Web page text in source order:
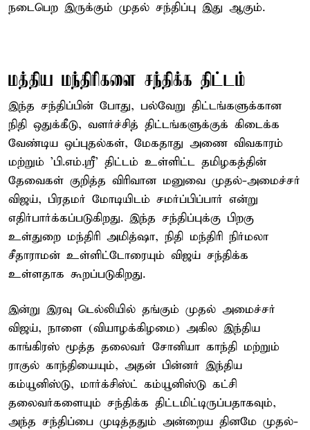
நடைபெற இருக்கும் முதல் சந்திப்பு இது ஆகும்.
மத்திய மந்திரிகளை சந்திக்க திட்டம்
இந்த சந்திப்பின் போது, பல்வேறு திட்டங்களுக்கான
நிதி ஒதுக்கீடு, வளர்ச்சித் திட்டங்களுக்குக் கிடைக்க
வேண்டிய ஒப்புதல்கள், மேகதாது அணை விவகாரம்
மற்றும் 'பி.எம்.ஸ்ரீ' திட்டம் உள்ளிட்ட தமிழகத்தின்
தேவைகள் குறித்த விரிவான மனுவை முதல்-அமைச்சர்
விஜய், பிரதமர் மோடியிடம் சமர்ப்பிப்பார் என்று
எதிர்பார்க்கப்படுகிறது. இந்த சந்திப்புக்கு பிறகு
உள்துறை மந்திரி அமித்ஷா, நிதி மந்திரி நிர்மலா
சீதாராமன் உள்ளிட்டோரையும் விஜய் சந்திக்க
உள்ளதாக கூறப்படுகிறது.
இன்று இரவு டெல்லியில் தங்கும் முதல் அமைச்சர்
விஜய், நாளை (வியாழக்கிழமை) அகில இந்திய
காங்கிரஸ் மூத்த தலைவர் சோனியா காந்தி மற்றும்
ராகுல் காந்தியையும், அதன் பின்னர் இந்திய
கம்யூனிஸ்டு, மார்க்சிஸ்ட் கம்யூனிஸ்டு கட்சி
தலைவர்களையும் சந்திக்க திட்டமிட்டிருப்பதாகவும்,
அந்த சந்திப்பை முடித்ததும் அன்றைய தினமே முதல்-